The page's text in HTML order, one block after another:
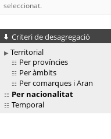
seleccionat.
Criteri de desagregació
Territorial
Per províncies
Per àmbits
Per comarques i Aran
Per nacionalitat
Temporal